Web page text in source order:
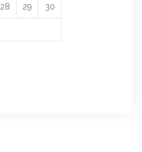
28 29 30